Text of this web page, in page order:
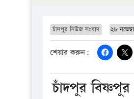
চাঁদপুর নিউজ সংবাদ ২৮
শেয়ার করুন:
চাঁদপুর